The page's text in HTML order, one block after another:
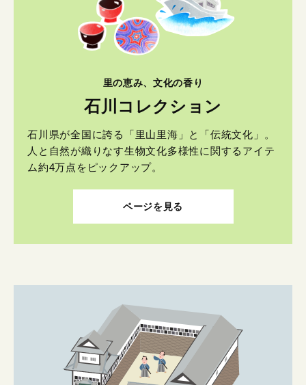
里の恵み、文化の香り
石川コレクション
石川県が全国に誇る「里山里海」と「伝統文化」。
人と自然が織りなす生物文化多様性に関するアイテ
ム約4万点をピックアップ。
ページを見る